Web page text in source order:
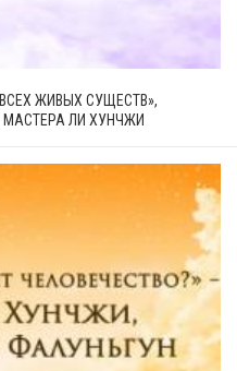
ЖИВЫХ СУЩЕСТВ»,
МАСТЕРА ЛИ ХУНЧЖИ